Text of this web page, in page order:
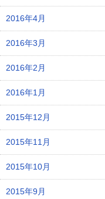
2016年4月
2016年3月
2016年2月
2016年1月
2015年12月
2015年11月
2015年10月
2015年9月